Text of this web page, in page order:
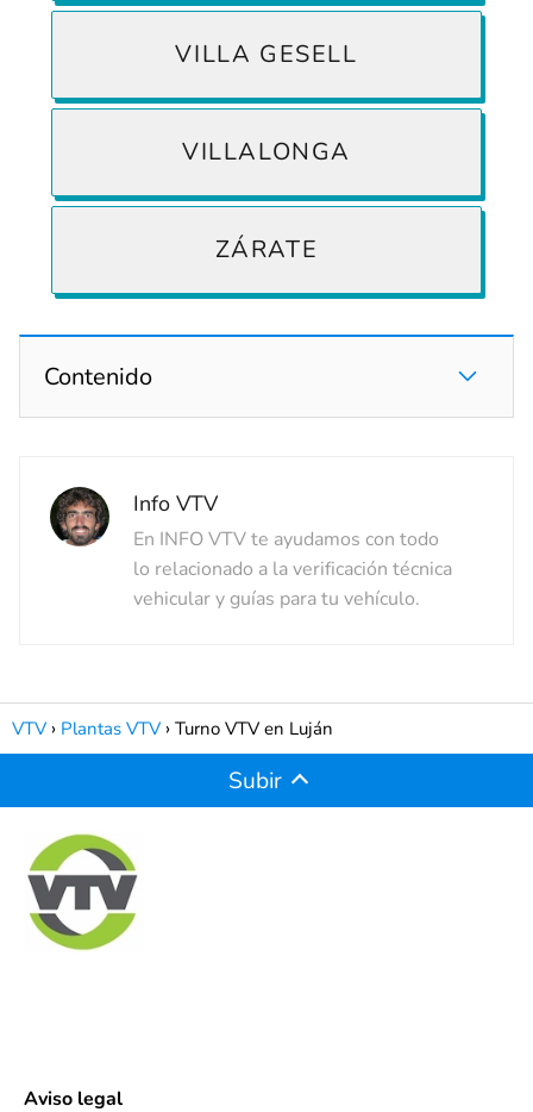
VILLA GESELL
VILLALONGA
ZÁRATE
Contenido
Info VTV
En INFO VTV te ayudamos con todo
lo relacionado a la verificación técnica
vehicular y guías para tu vehículo.
VTV Plantas VTV Turno VTV en Luján
Subir
Aviso legal